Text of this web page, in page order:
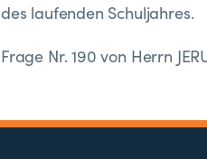
des laufenden Schuljahres.
Frage Nr. 190 von Herrn